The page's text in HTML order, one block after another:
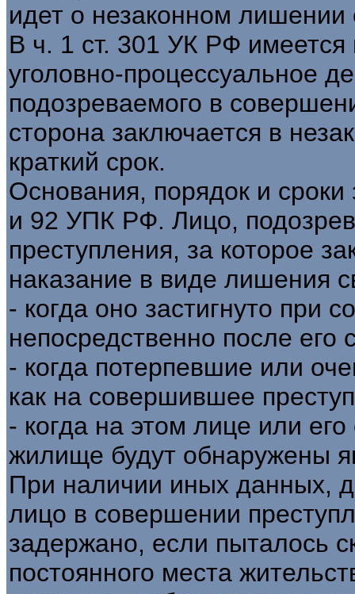
идет о незаконном лишении
В ч. 1 ст. 301 УК РФ имеется
уголовно-процессуальное
подозреваемого в
сторона заключается в
краткий срок.
Основания, порядок и сроки
и 92 УПК РФ. Лицо,
преступления, за которое
наказание в виде лишения
- когда оно застигнуто при
непосредственно после его
- когда потерпевшие или
как на совершившее
- когда на этом лице или
жилище будут обнаружены
При наличии иных данных,
лицо в совершении
задержано, если пыталось
постоянного места